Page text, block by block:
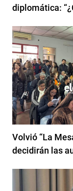
diplomática:
Volvió “La
decidirán las